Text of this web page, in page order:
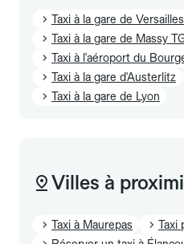
Taxi à la gare de Versailles
Taxi à la gare de Massy
Taxi à l'aéroport du
Taxi à la gare d'Austerlitz
Taxi à la gare de Lyon
Villes à
Taxi à Maurepas
Taxi